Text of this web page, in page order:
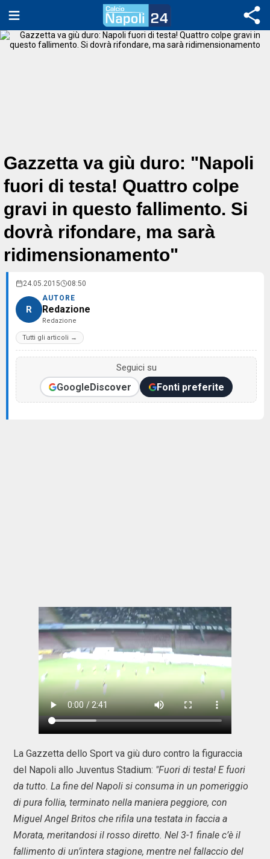
Gazzetta va giù duro: "Napoli
fuori di testa! Quattro colpe
gravi in questo fallimento. Si
dovrà rifondare, ma sarà
ridimensionamento"
24.05.2015 08:50
R
AUTORE
Redazione
Redazione
Tutti gli articoli →
Seguici su
GoogleDiscover Fonti preferite
La Gazzetta dello Sport va giù duro contro la figuraccia
del Napoli allo Juventus Stadium: "Fuori di testa! E fuori
da tutto. La fine del Napoli si consuma in un pomeriggio
di pura follia, terminato nella maniera peggiore, con
Miguel Angel Britos che rifila una testata in faccia a
Morata, meritandosi il rosso diretto. Nel 3-1 finale c’è il
fallimento di un’intera stagione, mentre nel fallaccio del